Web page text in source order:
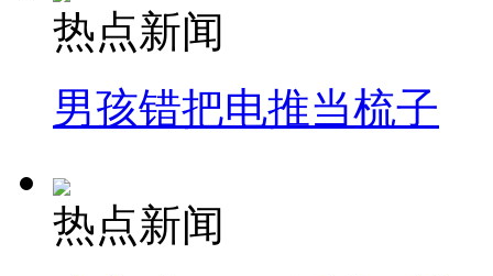
热点新闻
男孩错把电推当梳子
热点新闻